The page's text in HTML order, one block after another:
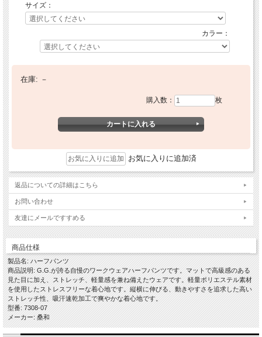
サイズ：
カラー：
在庫: －
購入数： 枚
お気に入りに追加済
返品についての詳細はこちら
お問い合わせ
友達にメールですすめる
商品仕様
製品名: ハーフパンツ
商品説明: G.G.が誇る自慢のワークウェアハーフパンツです。マットで高級感のある
見た目に加え、ストレッチ、軽量感を兼ね備えたウェアです。軽量ポリエステル素材
を使用したストレスフリーな着心地です。縦横に伸びる、動きやすさを追求した高い
ストレッチ性、吸汗速乾加工で爽やかな着心地です。
型番: 7308-07
メーカー: 桑和